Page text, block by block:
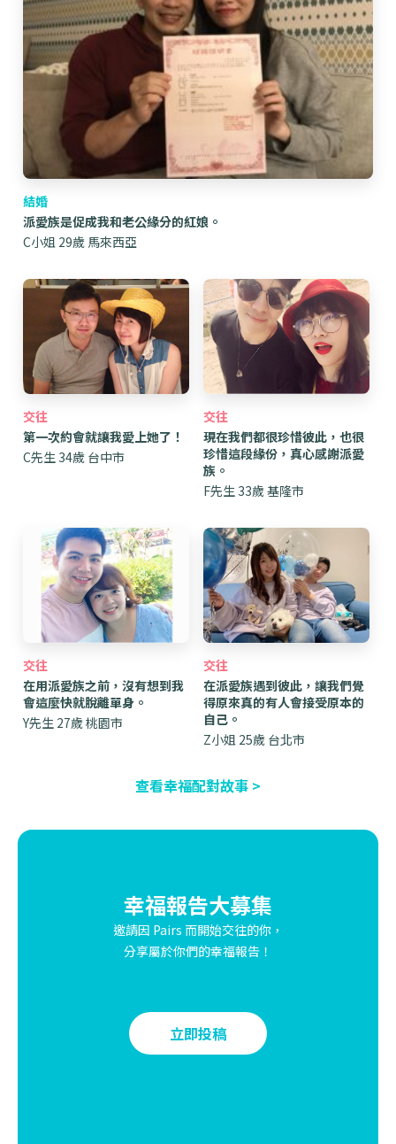
結婚
派愛族是促成我和老公緣分的紅娘。
C小姐 29歲 馬來西亞
交往
第一次約會就讓我愛上她了！
C先生 34歲 台中市
交往
現在我們都很珍惜彼此，也很
珍惜這段緣份，真心感謝派愛
族。
F先生 33歲 基隆市
交往
在用派愛族之前，沒有想到我
會這麼快就脫離單身。
Y先生 27歲 桃園市
交往
在派愛族遇到彼此，讓我們覺
得原來真的有人會接受原本的
自己。
Z小姐 25歲 台北市
查看幸福配對故事 >
幸福報告大募集
邀請因 Pairs 而開始交往的你，
分享屬於你們的幸福報告！
立即投稿